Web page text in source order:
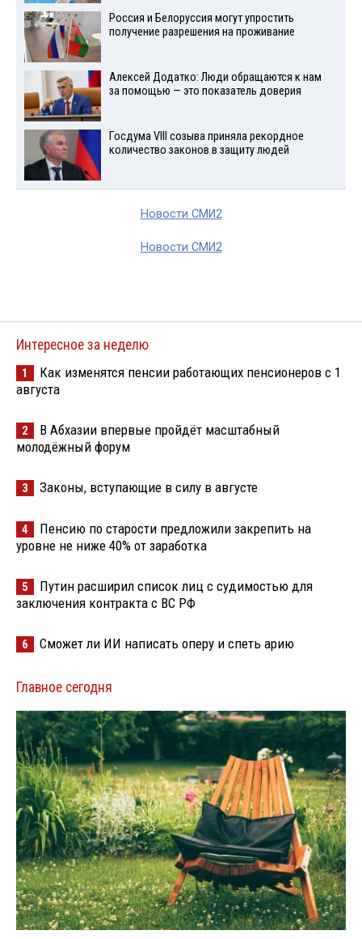
Россия и Белоруссия могут упростить
получение разрешения на проживание
Алексей Додатко: Люди обращаются к нам
за помощью — это показатель доверия
Госдума VIII созыва приняла рекордное
количество законов в защиту людей
Новости СМИ2
Новости СМИ2
Интересное за неделю
1
Как изменятся пенсии работающих пенсионеров с 1
августа
2
В Абхазии впервые пройдёт масштабный
молодёжный форум
3 Законы, вступающие в силу в августе
4
Пенсию по старости предложили закрепить на
уровне не ниже 40% от заработка
5
Путин расширил список лиц с судимостью для
заключения контракта с ВС РФ
6 Сможет ли ИИ написать оперу и спеть арию
Главное сегодня